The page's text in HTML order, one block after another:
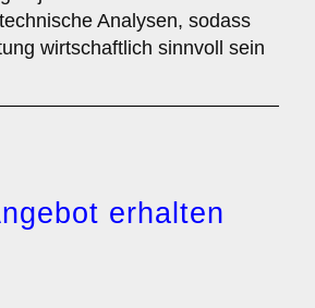
Analysen, sodass
wirtschaftlich sinnvoll sein
erhalten